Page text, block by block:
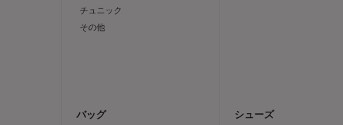
チュニック
その他
バッグ シューズ